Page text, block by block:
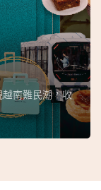
越南難民潮，收